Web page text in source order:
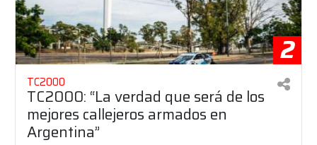
2
TC2000
TC2000: “La verdad que será de los
mejores callejeros armados en
Argentina”